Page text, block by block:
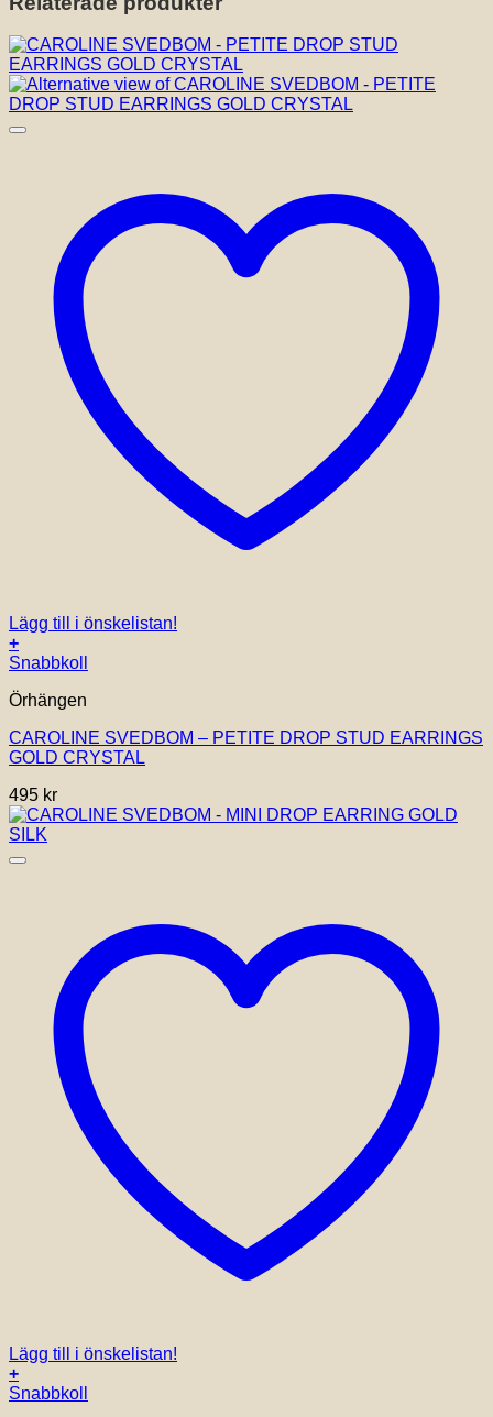
Lägg till i önskelistan!
+
Snabbkoll
Örhängen
CAROLINE SVEDBOM – PETITE DROP STUD EARRINGS
GOLD CRYSTAL
495 kr
Lägg till i önskelistan!
+
Snabbkoll